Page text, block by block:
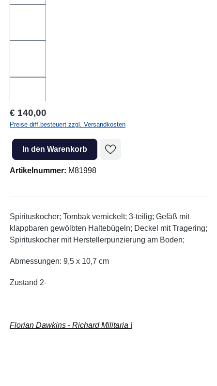
Regulärer Preis:
€ 140,00
Preise diff.besteuert zzgl. Versandkosten
Produkt Anzahl: Gib den gewünschten Wert ein oder benutze die
In den Warenkorb
Artikelnummer: M81998
Spirituskocher; Tombak vernickelt; 3-teilig; Gefäß mit
klappbaren gewölbten Haltebügeln; Deckel mit Tragering;
Spirituskocher mit Herstellerpunzierung am Boden;
Abmessungen: 9,5 x 10,7 cm
Zustand 2-
Florian Dawkins - Richard Militaria ℹ️